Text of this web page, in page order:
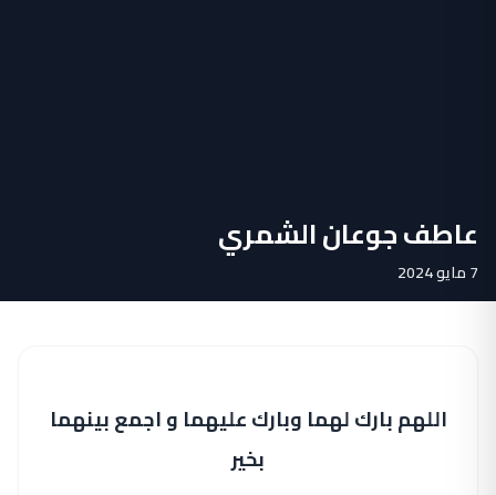
عاطف جوعان الشمري
7 مايو 2024
اللهم بارك لهما وبارك عليهما و اجمع بينهما
بخير